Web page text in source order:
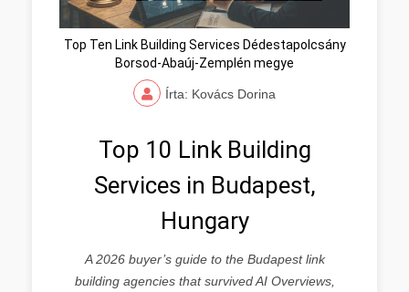
Top Ten Link Building Services Dédestapolcsány
Borsod-Abaúj-Zemplén megye
Írta: Kovács Dorina
Top 10 Link Building
Services in Budapest,
Hungary
A 2026 buyer’s guide to the Budapest link
building agencies that survived AI Overviews,